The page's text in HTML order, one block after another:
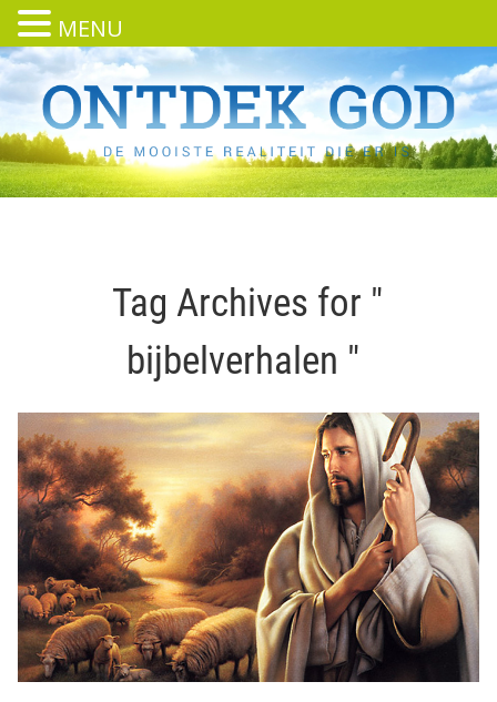
Tag Archives for "
bijbelverhalen "
MENU